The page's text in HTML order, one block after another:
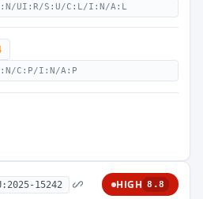
UI:R/S:U/C:L/I:N/A:L
C:P/I:N/A:P
15242 HIGH 8.8